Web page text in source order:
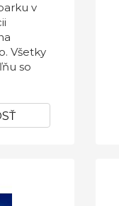
v
Všetky
so